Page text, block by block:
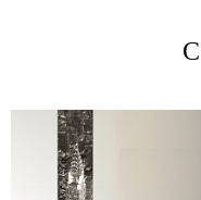
Ние ще се свържем с